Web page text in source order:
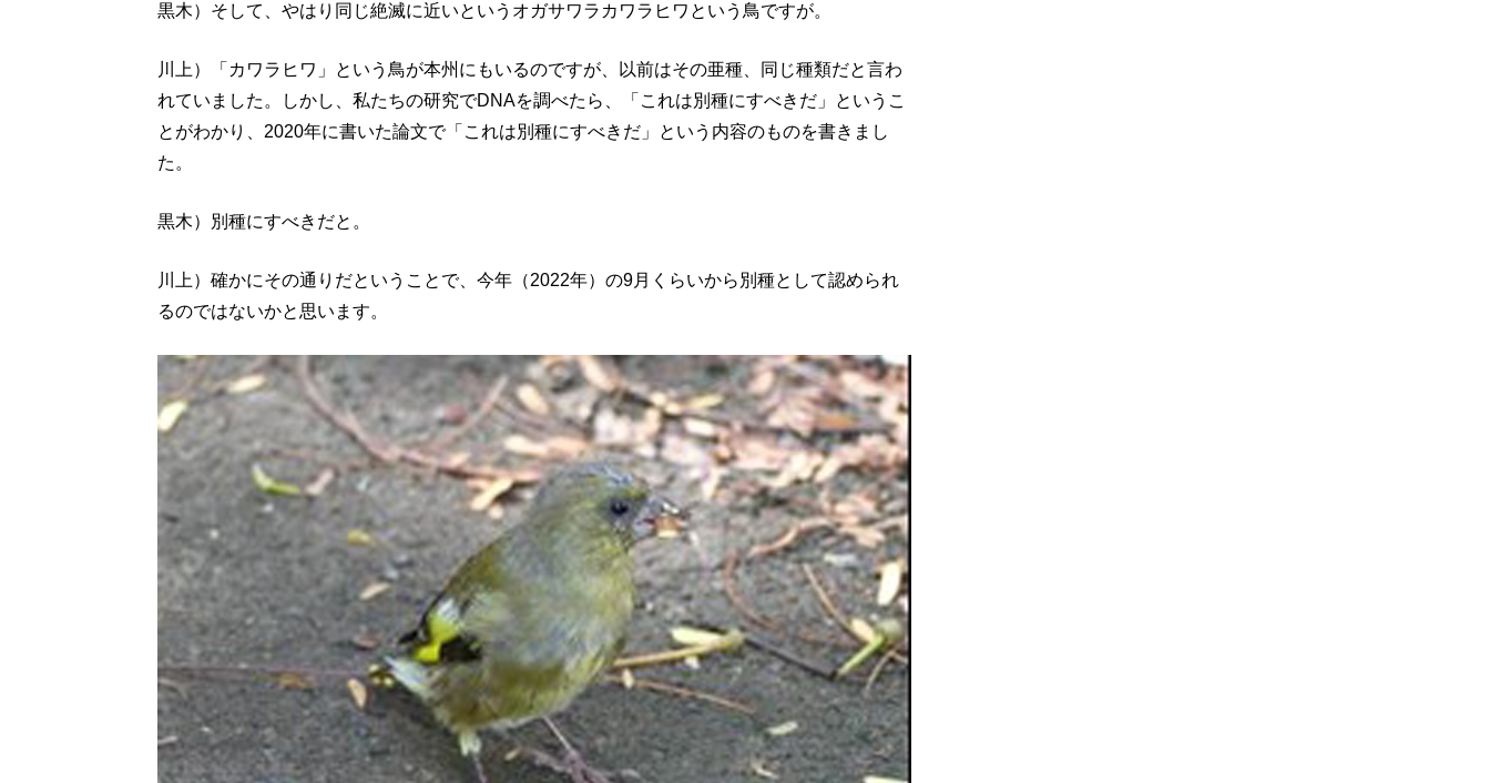
黒木）そして、やはり同じ絶滅に近いというオガサワラカワラヒワという鳥ですが。
川上）「カワラヒワ」という鳥が本州にもいるのですが、以前はその亜種、同じ種類だと言わ
れていました。しかし、私たちの研究でDNAを調べたら、「これは別種にすべきだ」というこ
とがわかり、2020年に書いた論文で「これは別種にすべきだ」という内容のものを書きまし
た。
黒木）別種にすべきだと。
川上）確かにその通りだということで、今年（2022年）の9月くらいから別種として認められ
るのではないかと思います。